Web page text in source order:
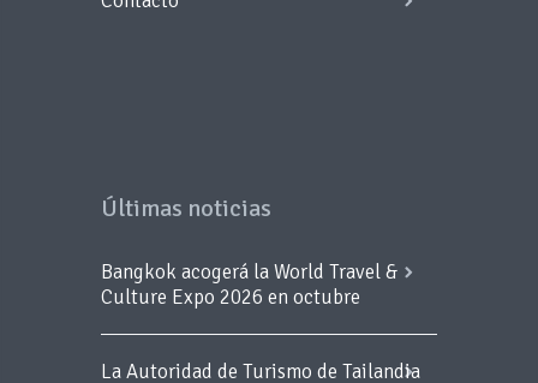
Últimas noticias
Bangkok acogerá la World Travel &
Culture Expo 2026 en octubre
La Autoridad de Turismo de Tailandia